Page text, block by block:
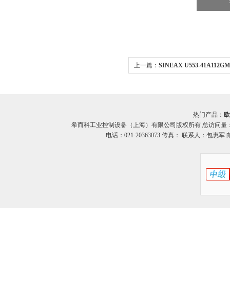
上一篇： SINEAX U553-
热门产品：
希而科工业控制设备（上海）有限公司版权所有 总访问量
电话：021-20363073 传真： 联系人：包惠军